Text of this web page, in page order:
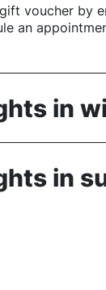
voucher by
an
in
end of April
to choose
in